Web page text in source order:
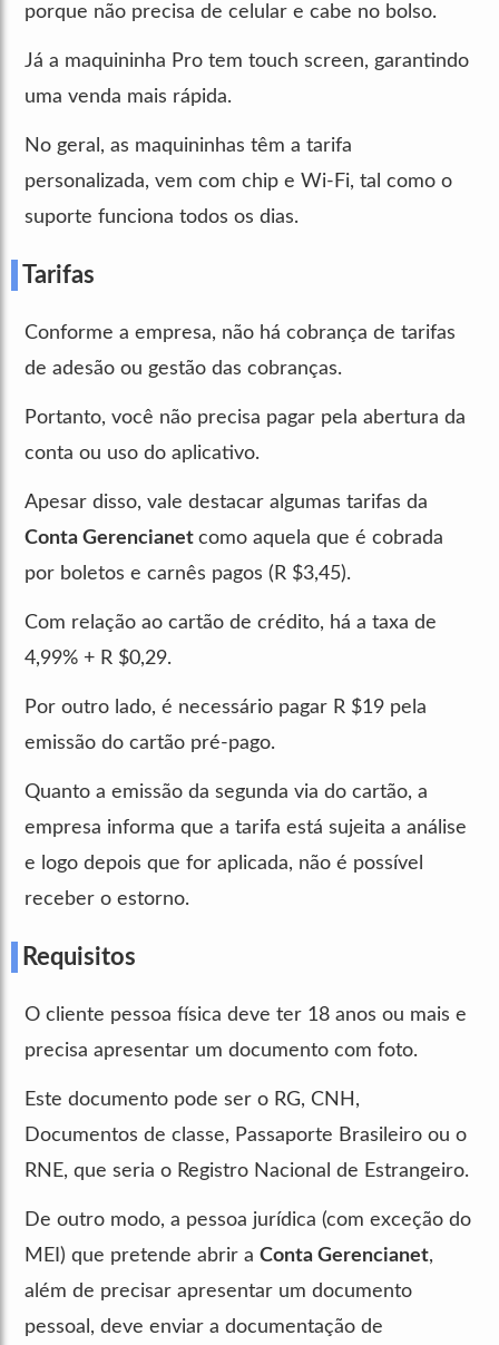
porque não precisa de celular e cabe no bolso.
Já a maquininha Pro tem touch screen, garantindo
uma venda mais rápida.
No geral, as maquininhas têm a tarifa
personalizada, vem com chip e Wi-Fi, tal como o
suporte funciona todos os dias.
Tarifas
Conforme a empresa, não há cobrança de tarifas
de adesão ou gestão das cobranças.
Portanto, você não precisa pagar pela abertura da
conta ou uso do aplicativo.
Apesar disso, vale destacar algumas tarifas da
Conta Gerencianet como aquela que é cobrada
por boletos e carnês pagos (R $3,45).
Com relação ao cartão de crédito, há a taxa de
4,99% + R $0,29.
Por outro lado, é necessário pagar R $19 pela
emissão do cartão pré-pago.
Quanto a emissão da segunda via do cartão, a
empresa informa que a tarifa está sujeita a análise
e logo depois que for aplicada, não é possível
receber o estorno.
Requisitos
O cliente pessoa física deve ter 18 anos ou mais e
precisa apresentar um documento com foto.
Este documento pode ser o RG, CNH,
Documentos de classe, Passaporte Brasileiro ou o
RNE, que seria o Registro Nacional de Estrangeiro.
De outro modo, a pessoa jurídica (com exceção do
MEI) que pretende abrir a Conta Gerencianet,
além de precisar apresentar um documento
pessoal, deve enviar a documentação de